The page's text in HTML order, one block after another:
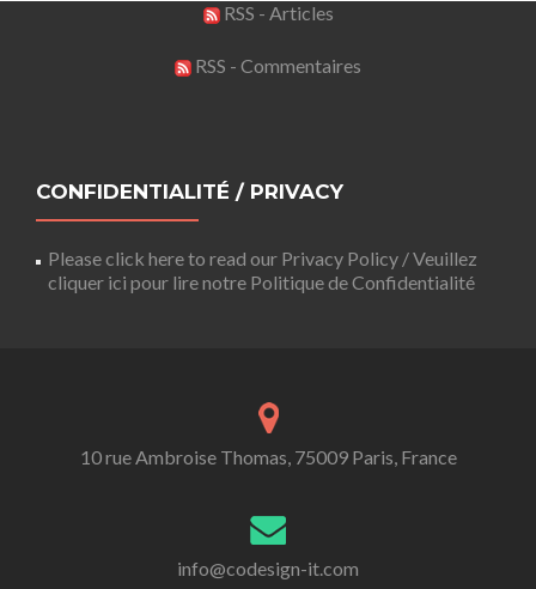
RSS - Articles
RSS - Commentaires
CONFIDENTIALITÉ / PRIVACY
Please click here to read our Privacy Policy / Veuillez
cliquer ici pour lire notre Politique de Confidentialité
10 rue Ambroise Thomas, 75009 Paris, France
info@codesign-it.com